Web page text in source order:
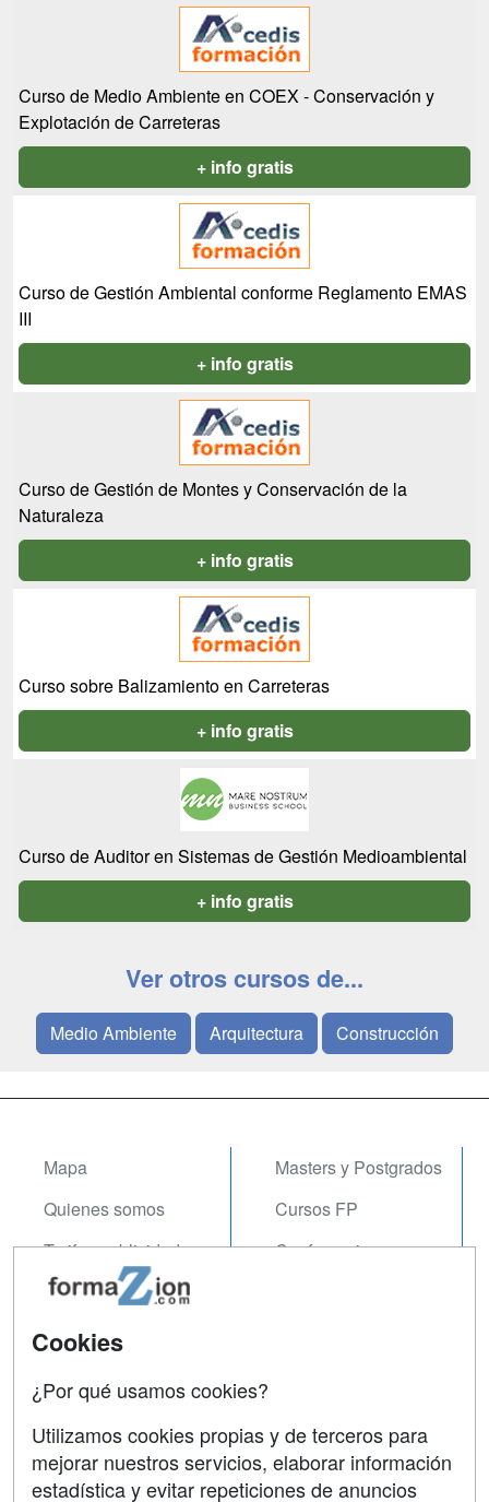
Curso de Medio Ambiente en COEX - Conservación y
Explotación de Carreteras
+ info gratis
Curso de Gestión Ambiental conforme Reglamento EMAS
III
+ info gratis
Curso de Gestión de Montes y Conservación de la
Naturaleza
+ info gratis
Curso sobre Balizamiento en Carreteras
+ info gratis
Curso de Auditor en Sistemas de Gestión Medioambiental
+ info gratis
Ver otros cursos de...
Medio Ambiente Arquitectura Construcción
Mapa
Quienes somos
Tarifas publicidad
Acceso Usuarios
Acceso Centros
Masters y Postgrados
Cursos FP
Conferencias
Contactar
Confidencialidad
Cookies
¿Por qué usamos cookies?
Utilizamos cookies propias y de terceros para
mejorar nuestros servicios, elaborar información
estadística y evitar repeticiones de anuncios